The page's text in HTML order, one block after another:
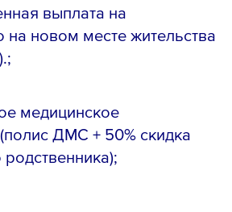
выплата на
на новом месте жительства
медицинское
ДМС + 50% скидка